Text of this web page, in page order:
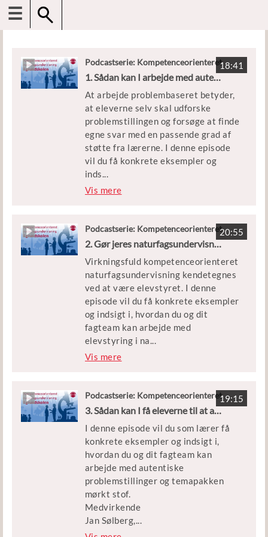
☰
18:41
Podcastserie: Kompetenceorienteret
naturfagsundervisning i grundskolen
1. Sådan kan I arbejde med autentiske problemstillinger
At arbejde problembaseret betyder,
at eleverne selv skal udforske
problemstillingen og forsøge at finde
egne svar med en passende grad af
støtte fra lærerne. I denne episode
vil du få konkrete eksempler og
inds...
igt i, hvordan du og dit fagteam kan
Eksemplerne tager afsæt i
temapakken om bæredygtigt
bygningsdesign og boformer.
Medvirkende
Jan Sølberg, Lektor/Associate
Professor på Institut for
Naturfagenes Didaktik på
Københavns Universitet.
Simon Olling Rebsdorf,
College og fagudvikler på
temapakken ”Mørkt stof”.
Vært og tilrettelægger
Mads Christian Heede, journalist og
podcastproducent i Kontekst & Lyd.
Produceret af Rambøll Management
Consulting ut for Styrelsen for
Undervisning og Kvalitet.
Vis mere
20:55
Podcastserie: Kompetenceorienteret
naturfagsundervisning i grundskolen
2. Gør jeres naturfagsundervisning elevstyret
Virkningsfuld kompetenceorienteret
naturfagsundervisning kendetegnes
ved at være elevstyret. I denne
episode vil du få konkrete eksempler
og indsigt i, hvordan du og dit
fagteam kan arbejde med
elevstyring i na...
turfagsundervisningen. Du får
fedtceller, gener og livets kode.
Jan Sølberg, Lektor/Associate
Professor på Institut for
Naturfagenes Didaktik på
Københavns Universitet.
Anne Marie Kirkeby, Pædagogisk
konsulent Naturfag, Matematik og
Teknologiforståelse, VIA University
College og fagudvikler på
Vis mere
19:15
Podcastserie: Kompetenceorienteret
naturfagsundervisning i grundskolen
3. Sådan kan I få eleverne til at arbejde problembaseret
I denne episode vil du som lærer få
konkrete eksempler og indsigt i,
hvordan du og dit fagteam kan
arbejde med autentiske
problemstillinger og temapakken
mørkt stof.
Medvirkende
Jan Sølberg,...
Lektor/Associate Professor på